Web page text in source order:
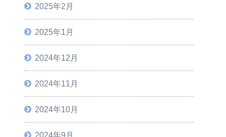
2025年2月
2025年1月
2024年12月
2024年11月
2024年10月
2024年9月